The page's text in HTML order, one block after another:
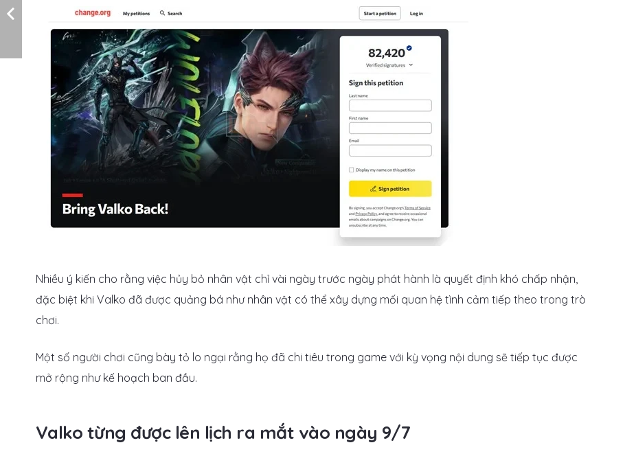
Nhiều ý kiến cho rằng việc hủy bỏ nhân vật chỉ vài ngày trước ngày phát hành là quyết định khó chấp nhận,
đặc biệt khi Valko đã được quảng bá như nhân vật có thể xây dựng mối quan hệ tình cảm tiếp theo trong trò
chơi.
Một số người chơi cũng bày tỏ lo ngại rằng họ đã chi tiêu trong game với kỳ vọng nội dung sẽ tiếp tục được
mở rộng như kế hoạch ban đầu.
Valko từng được lên lịch ra mắt vào ngày 9/7